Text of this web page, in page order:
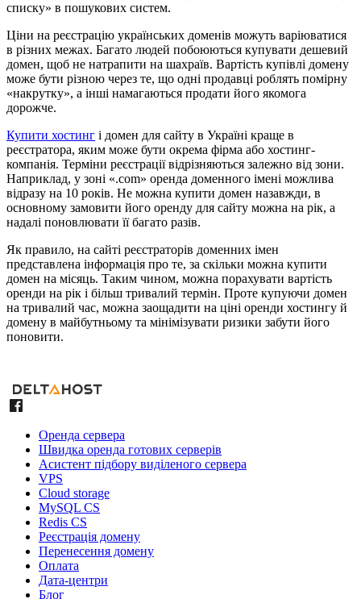
списку» в пошукових систем.
Ціни на реєстрацію українських доменів можуть варіюватися
в різних межах. Багато людей побоюються купувати дешевий
домен, щоб не натрапити на шахраїв. Вартість купівлі домену
може бути різною через те, що одні продавці роблять помірну
«накрутку», а інші намагаються продати його якомога
дорожче.
Купити хостинг і домен для сайту в Україні краще в
реєстратора, яким може бути окрема фірма або хостинг-
компанія. Терміни реєстрації відрізняються залежно від зони.
Наприклад, у зоні «.com» оренда доменного імені можлива
відразу на 10 років. Не можна купити домен назавжди, в
основному замовити його оренду для сайту можна на рік, а
надалі поновлювати її багато разів.
Як правило, на сайті реєстраторів доменних імен
представлена інформація про те, за скільки можна купити
домен на місяць. Таким чином, можна порахувати вартість
оренди на рік і більш тривалий термін. Проте купуючи домен
на тривалий час, можна заощадити на ціні оренди хостингу й
домену в майбутньому та мінімізувати ризики забути його
поновити.
Оренда сервера
Швидка оренда готових серверів
Асистент підбору виділеного сервера
VPS
Cloud storage
MySQL CS
Redis CS
Реєстрація домену
Перенесення домену
Оплата
Дата-центри
Блог